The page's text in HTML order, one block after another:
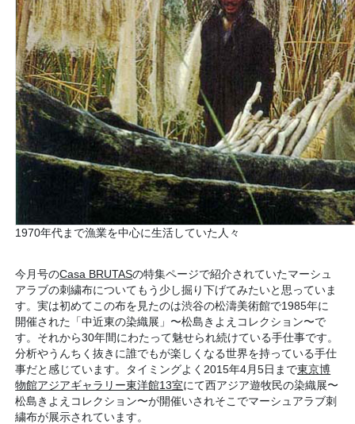
1970年代まで漁業を中心に生活していた人々
今月号のCasa BRUTASの特集ページで紹介されていたマーシュ
アラブの刺繍布についてもう少し掘り下げてみたいと思っていま
す。実は初めてこの布を見たのは渋谷の松濤美術館で1985年に
開催された「中近東の染織展」〜松島きよえコレクション〜で
す 。それから30年間にわたって魅せられ続けている手仕事です。
分析やうんちく抜きに誰でもが楽しくなる世界を持っている手仕
事だと感じています。タイミングよく2015年4月5日まで東京博
物館アジアギャラリー東洋館13室にて西アジア遊牧民の染織展〜
松島きよえコレクション〜が開催いされそこでマーシュアラブ刺
繍布が展示されています。